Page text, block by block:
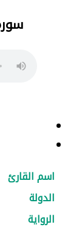
اسم القارئ
الدولة
الرواية